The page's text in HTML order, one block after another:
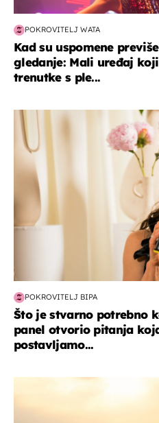
POKROVITELJ WATA
Kad su uspomene
gledanje: Mali uređaj
trenutke s ple...
moda & ljepota
POKROVITELJ BIPA
Što je stvarno potrebno
panel otvorio pitanja
postavljamo...